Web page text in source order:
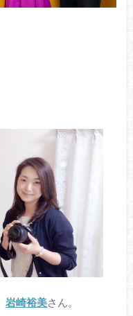
岩崎裕美さん。